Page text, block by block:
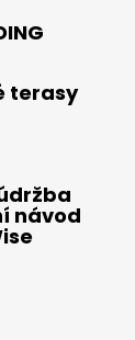
terasy
návod